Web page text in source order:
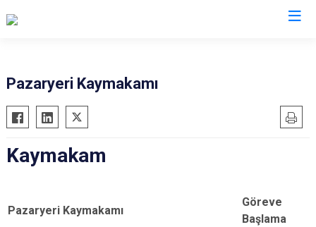
Pazaryeri Kaymakamı
Kaymakam
Pazaryeri Kaymakamı
Göreve
Başlama